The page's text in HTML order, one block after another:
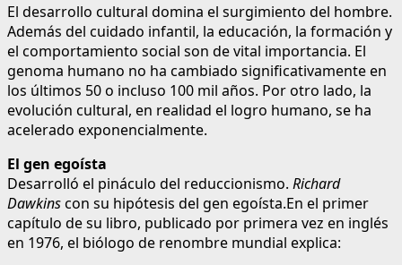
El desarrollo cultural domina el surgimiento del hombre.
Además del cuidado infantil, la educación, la formación y
el comportamiento social son de vital importancia. El
genoma humano no ha cambiado significativamente en
los últimos 50 o incluso 100 mil años. Por otro lado, la
evolución cultural, en realidad el logro humano, se ha
acelerado exponencialmente.
El gen egoísta
Desarrolló el pináculo del reduccionismo. Richard
Dawkinscon su hipótesis del gen egoísta.En el primer
capítulo de su libro, publicado por primera vez en inglés
en 1976, el biólogo de renombre mundial explica: